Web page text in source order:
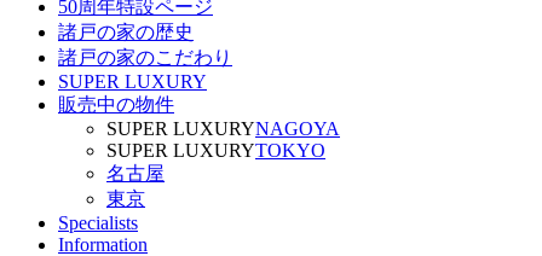
50周年特設ページ
諸戸の家の歴史
諸戸の家のこだわり
SUPER LUXURY
販売中の物件
SUPER LUXURYNAGOYA
SUPER LUXURYTOKYO
名古屋
東京
Specialists
Information